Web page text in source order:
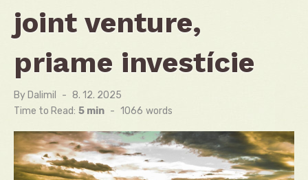
joint venture,
priame investície
By Dalimil
Posted
on
8. 12. 2025
Time to Read: 5 min - 1066 words